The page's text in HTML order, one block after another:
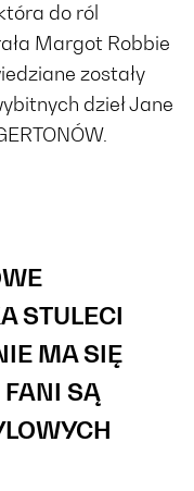
do ról
Margot Robbie
zostały
dzieł Jane
STULECI
MA SIĘ
FANI SĄ